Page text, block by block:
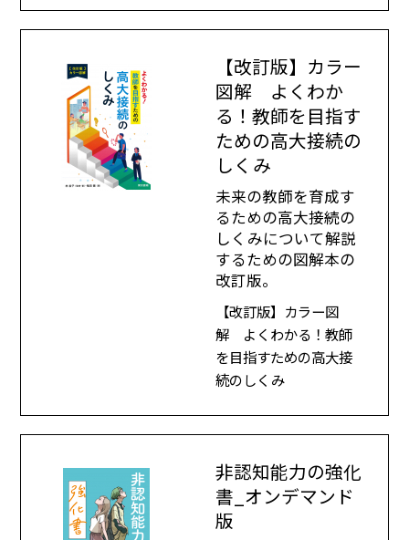
【改訂版】カラー
図解 よくわか
る！教師を目指す
ための高大接続の
しくみ
未来の教師を育成す
るための高大接続の
しくみについて解説
するための図解本の
改訂版。
【改訂版】カラー図
解 よくわかる！教師
を目指すための高大接
続のしくみ
非認知能力の強化
書_オンデマンド
版